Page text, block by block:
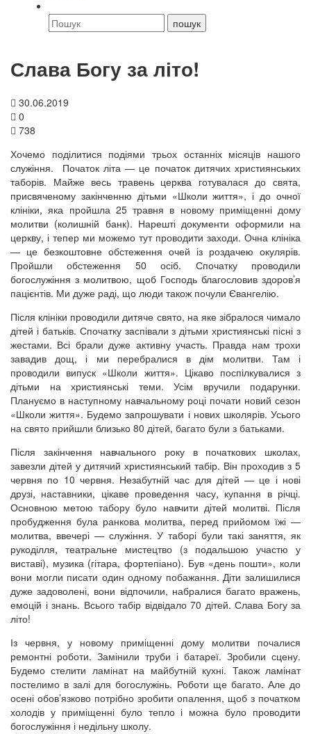
Слава Богу за літо!
30.06.2019
0
738
Хочемо поділитися подіями трьох останніх місяців нашого
служіння. Початок літа — це початок дитячих християнських
таборів. Майже весь травень церква готувалася до свята,
присвяченому закінченню дітьми «Школи життя», і до очної
клініки, яка пройшла 25 травня в новому приміщенні дому
молитви (колишній банк). Нарешті документи оформили на
церкву, і тепер ми можемо тут проводити заходи. Очна клініка
— це безкоштовне обстеження очей із роздачею окулярів.
Пройшли обстеження 50 осіб. Спочатку проводили
богослужіння з молитвою, щоб Господь благословив здоров’я
пацієнтів. Ми дуже раді, що люди також почули Євангелію.
Після клініки проводили дитяче свято, на яке зібралося чимало
дітей і батьків. Спочатку заспівали з дітьми християнські пісні з
жестами. Всі брали дуже активну участь. Правда нам трохи
завадив дощ, і ми перебралися в дім молитви. Там і
проводили випуск «Школи життя». Цікаво поспілкувалися з
дітьми на християнські теми. Усім вручили подарунки.
Плануємо в наступному навчальному році почати новий сезон
«Школи життя». Будемо запрошувати і нових школярів. Усього
на свято прийшли близько 80 дітей, багато були з батьками.
Після закінчення навчального року в початкових школах,
завезли дітей у дитячий християнський табір. Він проходив з 5
червня по 10 червня. Незабутній час для дітей — це і нові
друзі, наставники, цікаве проведення часу, купання в річці.
Основною метою табору було навчити дітей молитві. Після
пробудження була ранкова молитва, перед прийомом їжі —
молитва, ввечері — служіння. У таборі були такі заняття, як
рукоділля, театральне мистецтво (з подальшою участю у
виставі), музика (гітара, фортепіано). Був «день пошти», коли
вони могли писати один одному побажання. Діти залишилися
дуже задоволені, вони відпочили, набралися багато вражень,
емоцій і знань. Всього табір відвідало 70 дітей. Слава Богу за
літо!
Із червня, у новому приміщенні дому молитви почалися
ремонтні роботи. Замінили труби і батареї. Зробили сцену.
Будемо стелити ламінат на майбутній кухні. Також ламінат
постелимо в залі для богослужінь. Роботи ще багато. Але до
осені обов’язково потрібно зробити опалення, щоб з початком
холодів у приміщенні було тепло і можна було проводити
богослужіння і недільну школу.